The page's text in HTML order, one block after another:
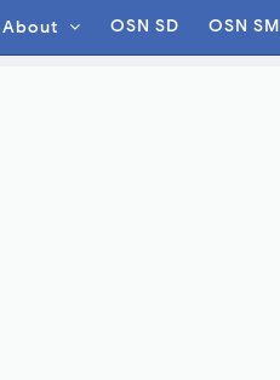
About OSN SD OSN